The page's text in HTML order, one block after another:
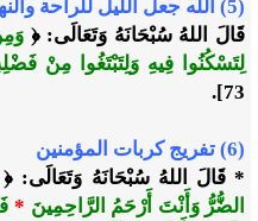
(5) الله جعل الليل للراحة والنهار طلبًا للرزق
قَالَ اللهُ سُبْحَانَهُ وَتَعَالَى: ﴿
لِتَسْكُنُوا فِيهِ وَلِتَبْتَغُوا مِنْ
73].
(6) تفريج كربات المؤمنين
* قَالَ اللهُ سُبْحَانَهُ وَتَعَالَى: ﴿
الضُّرُّ وَأَنْتَ أَرْحَمُ الرَّاحِمِينَ *